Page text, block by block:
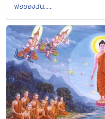
พ่อของฉัน......